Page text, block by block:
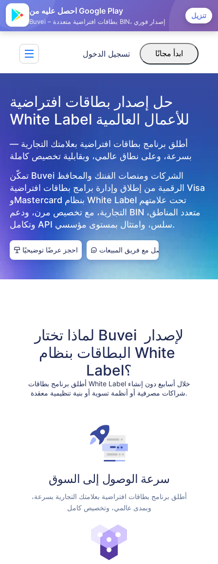
احصل عليه من Google Play
Buvei – بطاقات افتراضية متعددة BIN، إصدار فوري
تنزيل
تسجيل الدخول ابدأ مجانًا
حل إصدار بطاقات افتراضية
White Label للأعمال العالمية
أطلق برنامج بطاقات افتراضية بعلامتك التجارية —
بسرعة، وعلى نطاق عالمي، وبقابلية تخصيص كاملة
تمكّن Buvei الشركات ومنصات الفنتك والمحافظ
الرقمية من إطلاق وإدارة برامج بطاقات افتراضية Visa
وMastercard بنظام White Label تحت علامتهم
التجارية، مع تخصيص مرن، ودعم BIN متعدد المناطق،
وتكامل API سلس، وامتثال بمستوى مؤسسي.
احجز عرضًا توضيحيًا تواصل مع فريق المبيعات
لماذا تختار Buvei لإصدار
البطاقات بنظام White
Label؟
أطلق برنامج بطاقات White Label خلال أسابيع دون إنشاء
شراكات مصرفية أو أنظمة تسوية أو بنية تنظيمية معقدة.
سرعة الوصول إلى السوق
أطلق برنامج بطاقات افتراضية بعلامتك التجارية بسرعة،
وبمدى عالمي، وتخصيص كامل